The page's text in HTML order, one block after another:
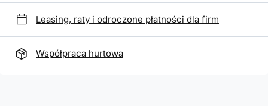
Leasing, raty i odroczone płatności dla firm
Współpraca hurtowa